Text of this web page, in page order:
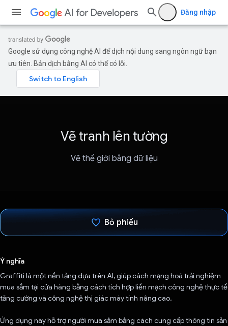
Đăng nhập
Google sử dụng công nghệ AI để dịch nội dung sang ngôn ngữ bạn
ưu tiên. Bản dịch bằng AI có thể có lỗi.
Vẽ tranh lên tường
Vẽ thế giới bằng dữ liệu
Bỏ phiếu
Ý nghĩa
Graffiti là một nền tảng dựa trên AI, giúp cách mạng hoá trải nghiệm
mua sắm tại cửa hàng bằng cách tích hợp liền mạch công nghệ thực tế
tăng cường và công nghệ thị giác máy tính nâng cao.
Ứng dụng này hỗ trợ người mua sắm bằng cách cung cấp thông tin sản